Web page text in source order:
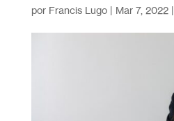
por Francis Lugo| Mar 7, 2022|